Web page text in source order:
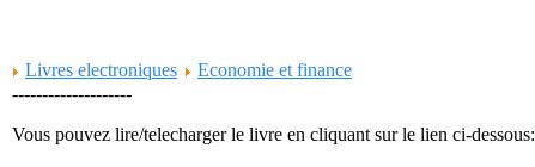
Livres electroniques
Economie et finance
--------------------
Vous pouvez lire/telecharger le livre en cliquant sur le lien ci-dessous: